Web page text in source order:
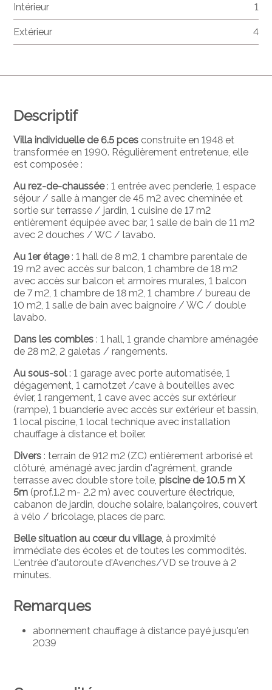
Descriptif
Villa individuelle de 6.5 pces construite en 1948 et
transformée en 1990. Régulièrement entretenue, elle
est composée :
Au rez-de-chaussée: 1 entrée avec penderie, 1 espace
séjour / salle à manger de 45 m2 avec cheminée et
sortie sur terrasse / jardin, 1 cuisine de 17 m2
entièrement équipée avec bar, 1 salle de bain de 11 m2
avec 2 douches / WC / lavabo.
Au 1er étage: 1 hall de 8 m2, 1 chambre parentale de
19 m2 avec accès sur balcon, 1 chambre de 18 m2
avec accès sur balcon et armoires murales, 1 balcon
de 7 m2, 1 chambre de 18 m2, 1 chambre / bureau de
10 m2, 1 salle de bain avec baignoire / WC / double
lavabo.
Dans les combles : 1 hall, 1 grande chambre aménagée
de 28 m2, 2 galetas / rangements.
Au sous-sol: 1 garage avec porte automatisée, 1
dégagement, 1 carnotzet /cave à bouteilles avec
évier, 1 rangement, 1 cave avec accès sur extérieur
(rampe), 1 buanderie avec accès sur extérieur et bassin,
1 local piscine, 1 local technique avec installation
chauffage à distance et boiler.
Divers : terrain de 912 m2 (ZC) entièrement arborisé et
clôturé, aménagé avec jardin d'agrément, grande
terrasse avec double store toile,piscine de 10.5 m X
5m (prof.1.2 m- 2.2 m) avec couverture électrique,
cabanon de jardin, douche solaire, balançoires, couvert
à vélo / bricolage, places de parc.
Belle situation au cœur du village, à proximité
immédiate des écoles et de toutes les commodités.
L'entrée d'autoroute d'Avenches/VD se trouve à 2
minutes.
Remarques
abonnement chauffage à distance payé jusqu'en
2039
Intérieur 1
Extérieur 4